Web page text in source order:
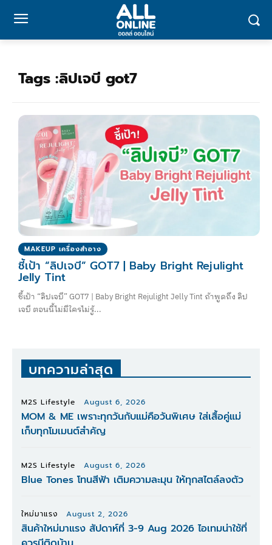
Tags :ลิปเจบี got7
MAKEUP เครื่องสำอาง
ชี้เป้า “ลิปเจบี” GOT7 | Baby Bright Rejulight
Jelly Tint
ชี้เป้า “ลิปเจบี” GOT7 | Baby Bright Rejulight Jelly Tint ถ้าพูดถึง ลิป
เจบี ตอนนี้ไม่มีใครไม่รู้...
บทความล่าสุด
M2S Lifestyle August 6, 2026
MOM & ME เพราะทุกวันกับแม่คือวันพิเศษ ใส่เสื้อคู่แม่
เก็บทุกโมเมนต์สำคัญ
M2S Lifestyle August 6, 2026
Blue Tones โทนสีฟ้า เติมความละมุน ให้ทุกสไตล์ลงตัว
ใหม่มาแรง August 2, 2026
สินค้าใหม่มาแรง สัปดาห์ที่ 3-9 Aug 2026 ไอเทมน่าใช้ที่